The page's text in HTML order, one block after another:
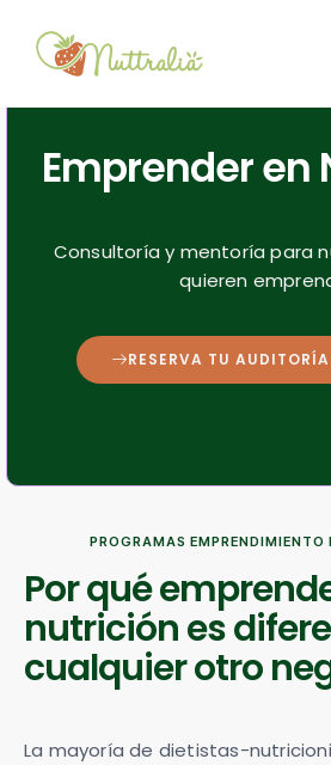
Emprender en
Consultoría y mentoría para
quieren
RESERVA TU
PROGRAMAS EMPRENDIMIENTO
Por qué
nutrición es
cualquier otro
La mayoría de dietistas-